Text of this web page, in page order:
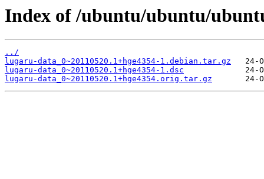
Index of /ubuntu/ubuntu/
../
lugaru-data_0~20110520.1+hge4354-1.debian.tar.gz
lugaru-data_0~20110520.1+hge4354-1.dsc
lugaru-data_0~20110520.1+hge4354.orig.tar.gz